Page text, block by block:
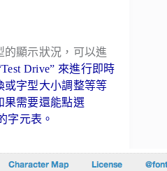
顯示狀況，可以進
Drive” 來進行即時
字型大小調整等等
果需要還能點選
字元表。